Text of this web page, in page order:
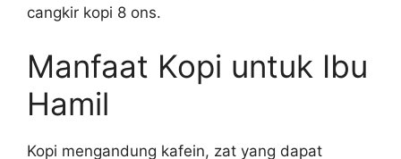
cangkir kopi 8 ons.
Manfaat Kopi untuk Ibu
Hamil
Kopi mengandung kafein, zat yang dapat